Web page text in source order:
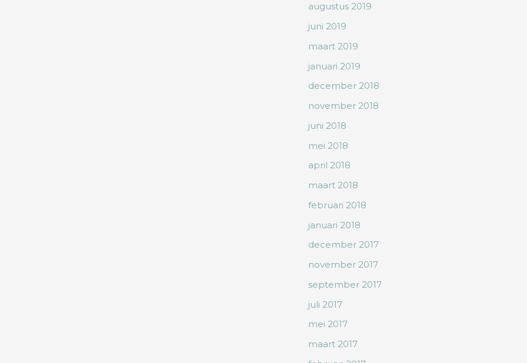
augustus 2019
juni 2019
maart 2019
januari 2019
december 2018
november 2018
juni 2018
mei 2018
april 2018
maart 2018
februari 2018
januari 2018
december 2017
november 2017
september 2017
juli 2017
mei 2017
maart 2017